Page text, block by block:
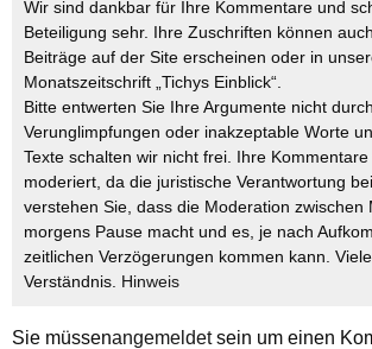
Wir sind dankbar für Ihre Kommentare und
Beteiligung sehr. Ihre Zuschriften können
Beiträge auf der Site erscheinen oder in
Monatszeitschrift „Tichys Einblick“.
Bitte entwerten Sie Ihre Argumente nicht
Verunglimpfungen oder inakzeptable Worte
Texte schalten wir nicht frei. Ihre Kommentare
moderiert, da die juristische Verantwortung
verstehen Sie, dass die Moderation zwischen
morgens Pause macht und es, je nach
zeitlichen Verzögerungen kommen kann.
Verständnis. Hinweis
Sie müssenangemeldetsein um einen